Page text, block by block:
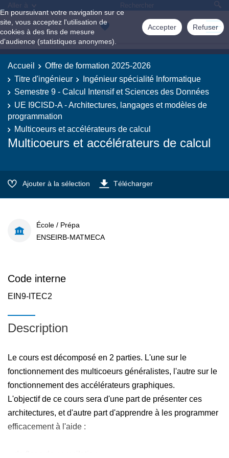
En poursuivant votre navigation sur ce
site, vous acceptez l'utilisation de
cookies à des fins de mesure
d'audience (statistiques anonymes).
Accepter Refuser
Aller à
Accueil
Offre de formation 2025-2026
Titre d'ingénieur
Ingénieur spécialité Informatique
Semestre 9 - Calcul Intensif et Sciences des Données
UE I9CISD-A - Architectures, langages et modèles de
programmation
Multicoeurs et accélérateurs de calcul
Multicoeurs et accélérateurs de calcul
Ajouter à la sélection Télécharger
École / Prépa
ENSEIRB-MATMECA
Code interne
EIN9-ITEC2
Description
Le cours est décomposé en 2 parties. L'une sur le
fonctionnement des multicoeurs généralistes, l'autre sur le
fonctionnement des accélérateurs graphiques.
L'objectif de ce cours sera d'une part de présenter ces
architectures, et d'autre part d'apprendre à les programmer
efficacement à l'aide :